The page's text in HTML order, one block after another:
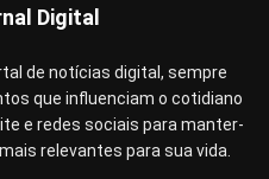
Digital
de notícias digital, sempre
que influenciam o cotidiano
e redes sociais para manter-
relevantes para sua vida.